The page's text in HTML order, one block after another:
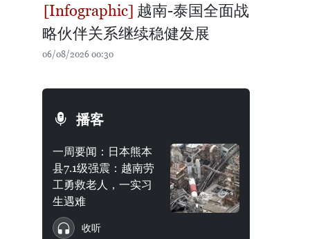
越南-泰国全面战
略伙伴关系继续稳健发展
06/08/2026 00:30
播客
一周要闻：日本熊本
县7.1级强震：越南劳
工勇救老人，一实习
生遇难
收听